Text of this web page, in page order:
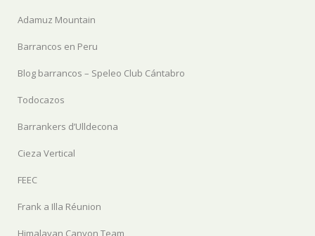
Adamuz Mountain
Barrancos en Peru
Blog barrancos – Speleo Club Cántabro
Todocazos
Barrankers d’Ulldecona
Cieza Vertical
FEEC
Frank a Illa Réunion
Himalayan Canyon Team